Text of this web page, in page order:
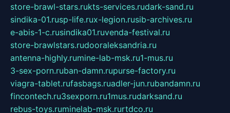
store-brawl-stars.rukts-services.rudark-sand.ru
sindika-01.rusp-life.rux-legion.rusib-archives.ru
e-abis-1-c.rusindika01.ruvenda-festival.ru
store-brawlstars.rudooraleksandria.ru
antenna-highly.rumine-lab-msk.ru1-mus.ru
3-sex-porn.ruban-damn.rupurse-factory.ru
viagra-tablet.rufasbags.ruadler-jun.rubandamn.ru
fincontech.ru3sexporn.ru1mus.rudarksand.ru
rebus-toys.ruminelab-msk.rurtdco.ru